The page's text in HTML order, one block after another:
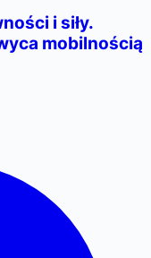
i siły.
mobilnością